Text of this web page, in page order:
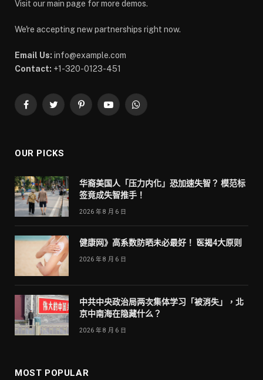
Visit our main page for more demos.
We're accepting new partnerships right now.
Email Us: info@example.com
Contact: +1-320-0123-451
FacebookTwitterPinterestYouTubeWhatsApp
OUR PICKS
华裔美国人「压力内化」恐加速失智？ 模范标
签竟成失智推手！
2026 年 8 月 6 日
健康网》高系数防晒未必最好！ 医揭4大原则
2026 年 8 月 6 日
中共中央政治局两次集体学习「被消失」，北
京中南海在隐藏什么？
2026 年 8 月 6 日
MOST POPULAR